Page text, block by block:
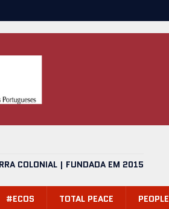
COLONIAL | FUNDADA EM 2015
#ECOS TOTAL PEACE PEOPLE